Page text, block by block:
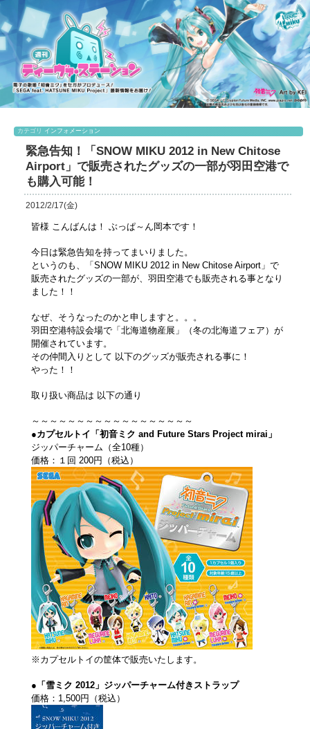
カテゴリ インフォメーション
緊急告知！「SNOW MIKU 2012 in New Chitose
Airport」で販売されたグッズの一部が羽田空港で
も購入可能！
2012/2/17(金)
皆様 こんばんは！ ぶっぱ～ん岡本です！
今日は緊急告知を持ってまいりました。
というのも、「SNOW MIKU 2012 in New Chitose Airport」で
販売されたグッズの一部が、羽田空港でも販売される事となり
ました！！
なぜ、そうなったのかと申しますと。。。
羽田空港特設会場で「北海道物産展」（冬の北海道フェア）が
開催されています。
その仲間入りとして 以下のグッズが販売される事に！
やった！！
取り扱い商品は 以下の通り
～～～～～～～～～～～～～～～～～～
●カプセルトイ「初音ミク and Future Stars Project mirai」
ジッパーチャーム（全10種）
価格：１回 200円（税込）
※カプセルトイの筐体で販売いたします。
●「雪ミク 2012」ジッパーチャーム付きストラップ
価格：1,500円（税込）